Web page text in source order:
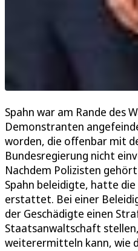
Spahn war am Rande des
Demonstranten
worden, die offenbar mit
Bundesregierung nicht
Nachdem Polizisten
Spahn beleidigte, hatte
erstattet. Bei einer
der Geschädigte einen
Staatsanwaltschaft
weiterermitteln kann, wie